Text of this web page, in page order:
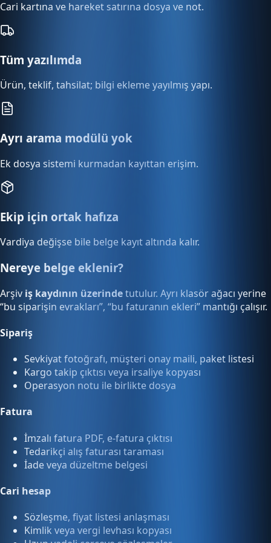
Cari kartına ve hareket satırına dosya ve not.
Tüm yazılımda
Ürün, teklif, tahsilat; bilgi ekleme yayılmış yapı.
Ayrı arama modülü yok
Ek dosya sistemi kurmadan kayıttan erişim.
Ekip için ortak hafıza
Vardiya değişse bile belge kayıt altında kalır.
Nereye belge eklenir?
Arşiv iş kaydının üzerindetutulur. Ayrı klasör ağacı yerine
“bu siparişin evrakları”, “bu faturanın ekleri” mantığı çalışır.
Sipariş
Sevkiyat fotoğrafı, müşteri onay maili, paket listesi
Kargo takip çıktısı veya irsaliye kopyası
Operasyon notu ile birlikte dosya
Fatura
İmzalı fatura PDF, e-fatura çıktısı
Tedarikçi alış faturası taraması
İade veya düzeltme belgesi
Cari hesap
Sözleşme, fiyat listesi anlaşması
Kimlik veya vergi levhası kopyası